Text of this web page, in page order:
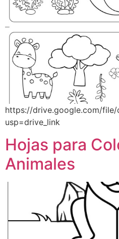
https://drive.google.com/file/
usp=drive_link
Hojas para
Animales